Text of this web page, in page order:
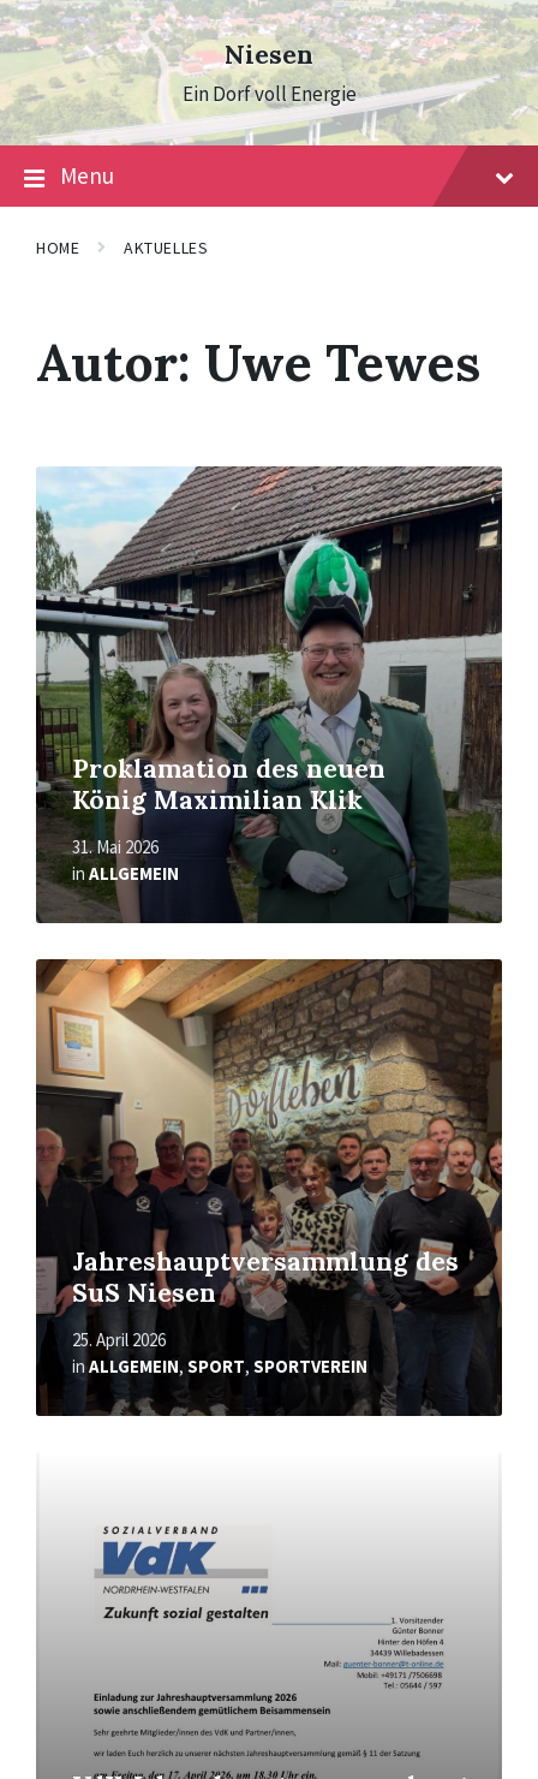
Skip
to
content
Skip
to
main
navigation
Skip
to
footer
Niesen
Ein Dorf voll Energie
Menu
HOME AKTUELLES
Autor: Uwe Tewes
Proklamation des neuen
König Maximilian Klik
31. Mai 2026
in ALLGEMEIN
Mehr
erfahren
Jahreshauptversammlung des
SuS Niesen
25. April 2026
in ALLGEMEIN, SPORT, SPORTVEREIN
Mehr
erfahren